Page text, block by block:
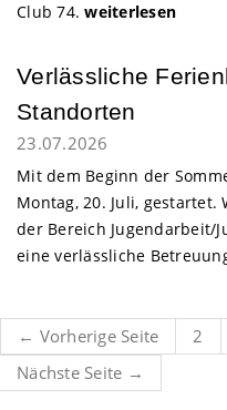
Club 74.weiterlesen
Minden
Verlässliche
Standorten
23.07.2026
Mit dem Beginn der
Montag, 20. Juli,
der Bereich Jugendarbeit/
eine verlässliche
← Vorherige Seite 2
Nächste Seite →